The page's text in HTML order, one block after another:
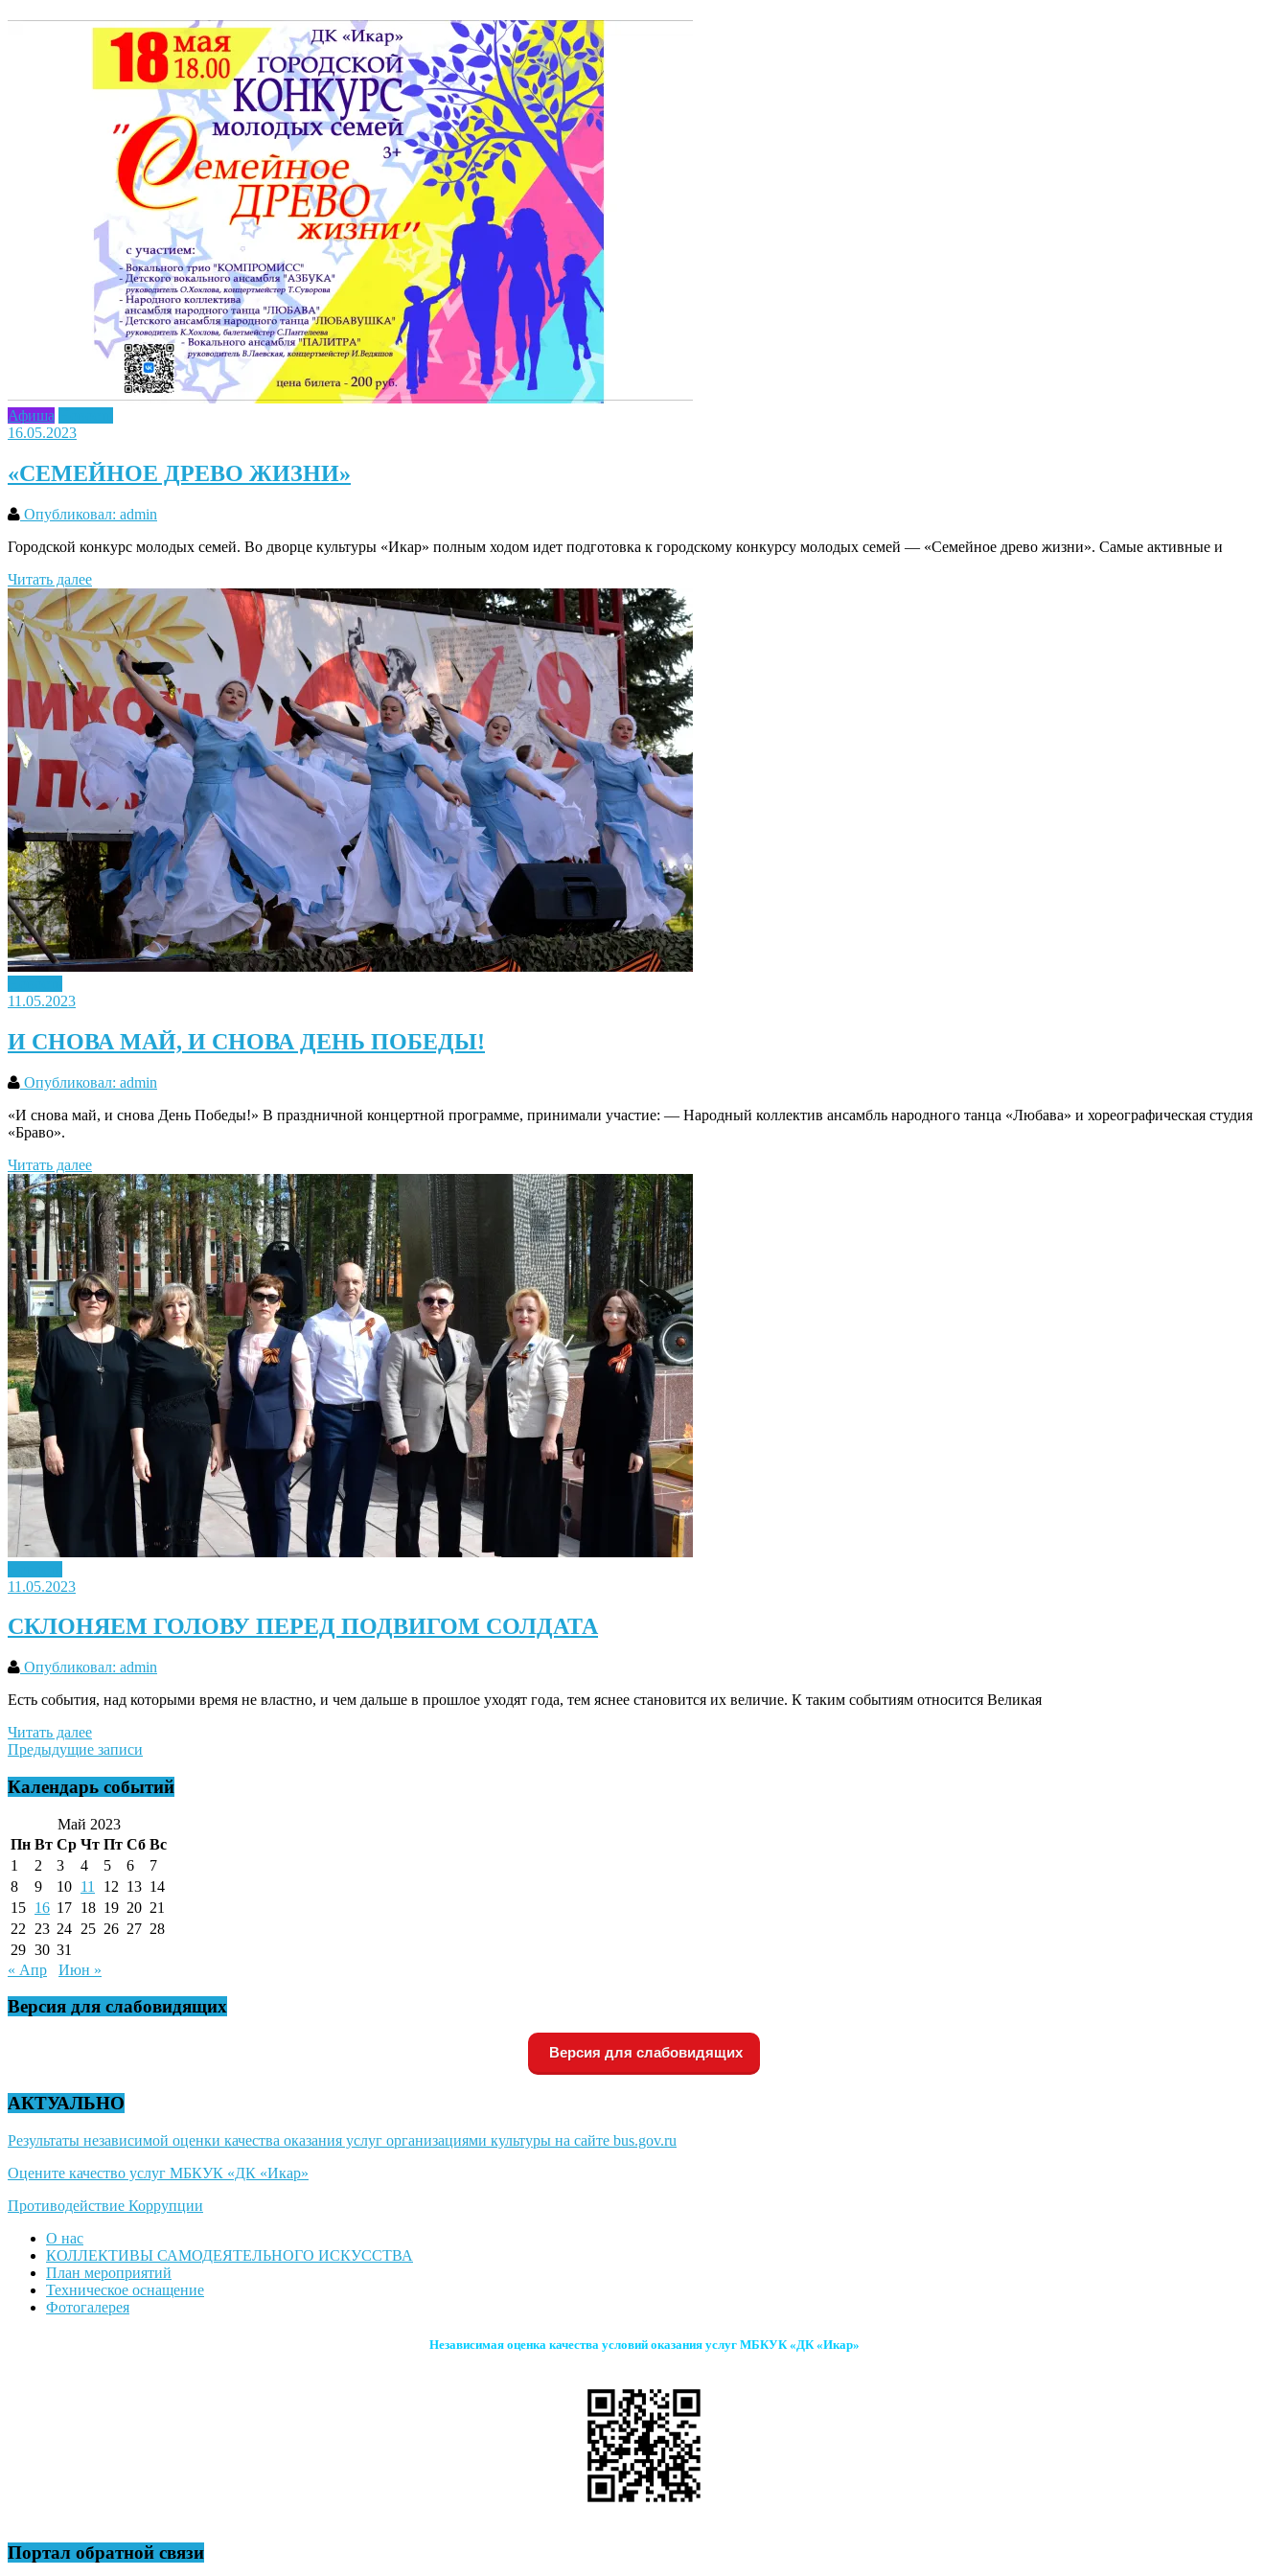
Афиша
16.05.2023
«СЕМЕЙНОЕ ДРЕВО ЖИЗНИ»
Опубликовал: admin
Городской конкурс молодых семей. Во дворце культуры «Икар» полным ходом идет подготовка к городскому конкурсу молодых семей — «Семейное древо жизни». Самые активные и
Читать далее
11.05.2023
И СНОВА МАЙ, И СНОВА ДЕНЬ ПОБЕДЫ!
Опубликовал: admin
«И снова май, и снова День Победы!» В праздничной концертной программе, принимали участие: — Народный коллектив ансамбль народного танца «Любава» и хореографическая студия
«Браво».
Читать далее
11.05.2023
СКЛОНЯЕМ ГОЛОВУ ПЕРЕД ПОДВИГОМ СОЛДАТА
Опубликовал: admin
Есть события, над которыми время не властно, и чем дальше в прошлое уходят года, тем яснее становится их величие. К таким событиям относится Великая
Читать далее
Навигация
по
записям
Предыдущие записи
Календарь событий
Май 2023
Пн Вт Ср Чт Пт Сб Вс
1
2 3 4 5 6
7
8
9 10 11 12 13 14
15 16 17 18 19 20 21
22
23 24 25 26 27 28
29 30 31
« Апр
Июн »
Версия для слабовидящих
Версия для слабовидящих
АКТУАЛЬНО
Результаты независимой оценки качества оказания услуг организациями культуры на сайте bus.gov.ru
Оцените качество услуг МБКУК «ДК «Икар»
Противодействие Коррупции
О нас
КОЛЛЕКТИВЫ САМОДЕЯТЕЛЬНОГО ИСКУССТВА
План мероприятий
Техническое оснащение
Фотогалерея
Независимая оценка качества условий оказания услуг МБКУК «ДК «Икар»
Портал обратной связи